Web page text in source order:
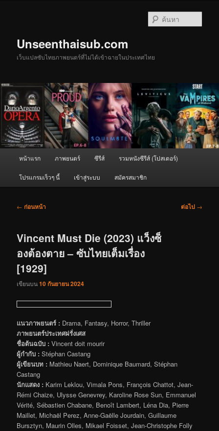
Unseenthaisub.com
เว็บแปลซับไทยภาพยนตร์ที่ไม่ได้เข้าฉายในประเทศไทย
หน้าแรก ภาพยนตร์ ซีรีส์ รวมหนังซีรีส์ (โปสเตอร์)
โปรแกรมเร็วๆ นี้ เข้าสู่ระบบ สมัครสมาชิก
เมนู
← ก่อนหน้า ต่อไป →
Vincent Must Die (2023) แว็งซ็
องต้องตาย – ซับไทยเต็มเรื่อง
[1929]
เขียนบน10 กันยายน 2024
แนวภาพยนตร์ : Drama, Fantasy, Horror, Thriller
ภาพยนตร์ประเทศฝรั่งเศส
ชื่อต้นฉบับ : Vincent doit mourir
ผู้กำกับ : Stéphan Castang
ผู้เขียนบท : Mathieu Naert, Dominique Baumard, Stéphan
Castang
นักแสดง : Karim Leklou, Vimala Pons, François Chattot, Jean-
Rémi Chaize, Ulysse Genevrey, Karoline Rose Sun, Emmanuel
Vérité, Sébastien Chabane, Benoît Lambert, Léna Dia, Pierre
Maillet, Michaël Perez, Anne-Gaëlle Jourdain, Guillaume
Bursztyn, Maurin Olles, Mikael Foisset, Jean-Christophe Folly